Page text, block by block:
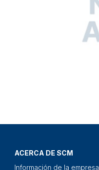
ACERCA DE SCM
Información de la empresa